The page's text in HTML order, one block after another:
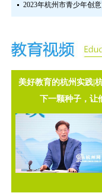
2023年杭州市青少年创
美好教育的杭州实践|
下一颗种子，让